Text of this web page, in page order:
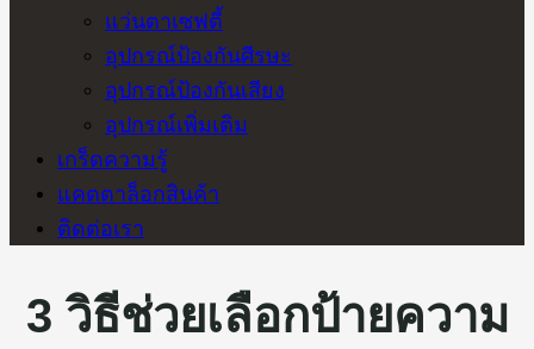
แว่นตาเซฟตี้
อุปกรณ์ป้องกันศีรษะ
อุปกรณ์ป้องกันเสียง
อุปกรณ์เพิ่มเติม
เกร็ดความรู้
แคตตาล็อกสินค้า
ติดต่อเรา
3 วิธีช่วยเลือกป้ายความ